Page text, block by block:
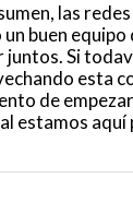
las
un buen
juntos. Si
esta
de
estamos aquí